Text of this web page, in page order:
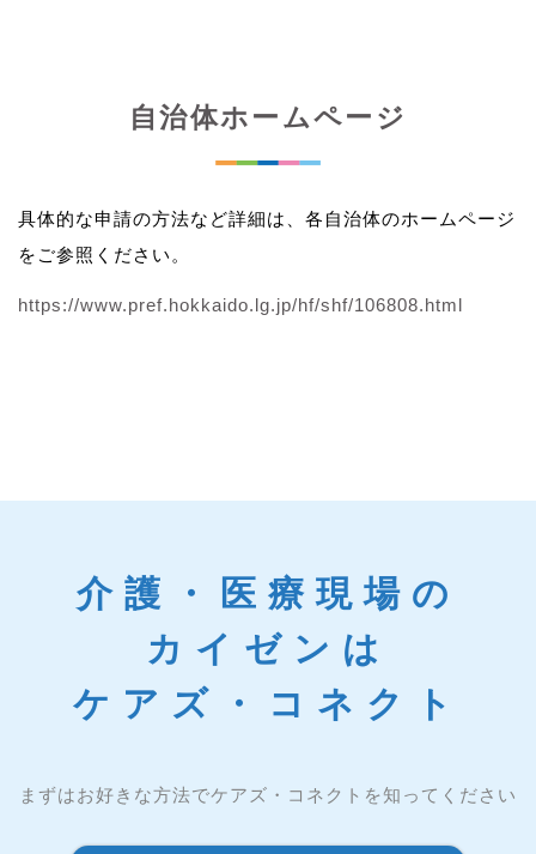
自治体ホームページ
具体的な申請の方法など詳細は、各自治体のホームページ
をご参照ください。
https://www.pref.hokkaido.lg.jp/hf/shf/106808.html
介護・医療現場の
カイゼンは
ケアズ・コネクト
まずはお好きな方法でケアズ・コネクトを知ってください